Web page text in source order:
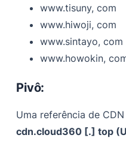
www.tisuny, com
www.hiwoji, com
www.sintayo, com
www.howokin,
Pivô:
Uma referência de
cdn.cloud360 [.] top